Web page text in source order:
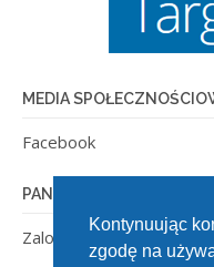
MEDIA
Facebook
PANEL ADMINISTRACYJNY
Zaloguj się
Kontynuując
zgodę na